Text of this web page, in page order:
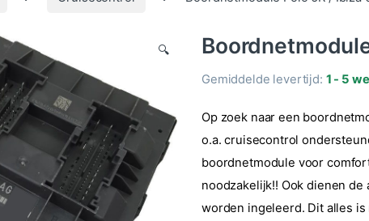
🔍
Gemiddelde levertijd: 1 - 5
Op zoek naar een
o.a. cruisecontrol
boordnetmodule voor
noodzakelijk!! Ook dienen
worden ingeleerd. Dit alles